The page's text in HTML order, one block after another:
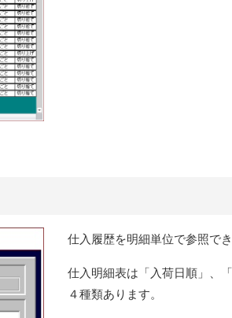
仕入履歴を明細単位で参照でき
仕入明細表は「入荷日順」、
４種類あります。